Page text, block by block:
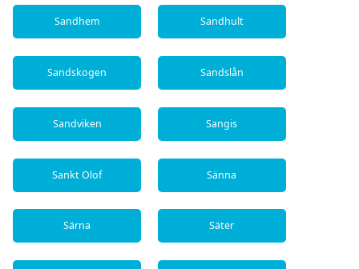
Sandhem Sandhult
Sandskogen Sandslån
Sandviken Sangis
Sankt Olof Sänna
Särna Säter